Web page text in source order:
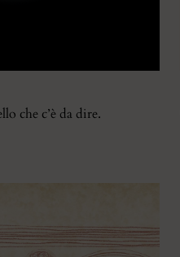
che c’è da dire.